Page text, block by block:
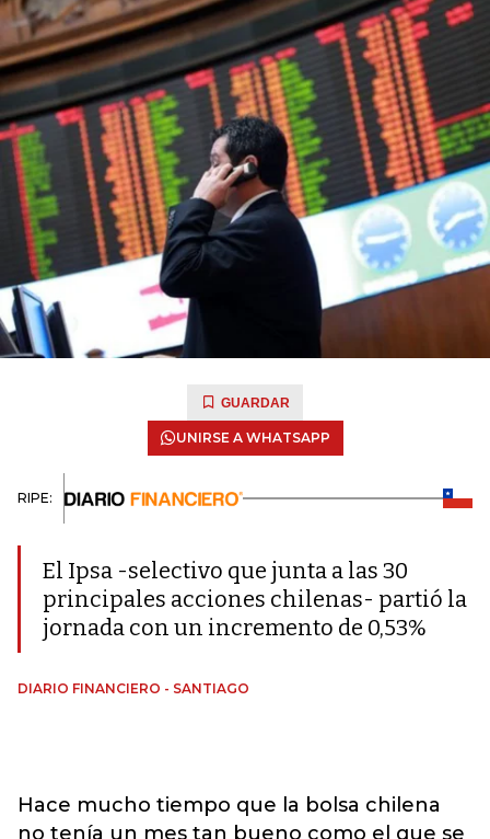
GUARDAR
UNIRSE A WHATSAPP
RIPE:
El Ipsa -selectivo que junta a las 30
principales acciones chilenas- partió la
jornada con un incremento de 0,53%
DIARIO FINANCIERO - SANTIAGO
Hace mucho tiempo que la bolsa chilena
no tenía un mes tan bueno como el que se